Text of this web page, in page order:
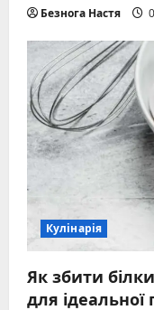
Безнога Настя
Кулінарія
Як збити
для ідеальної